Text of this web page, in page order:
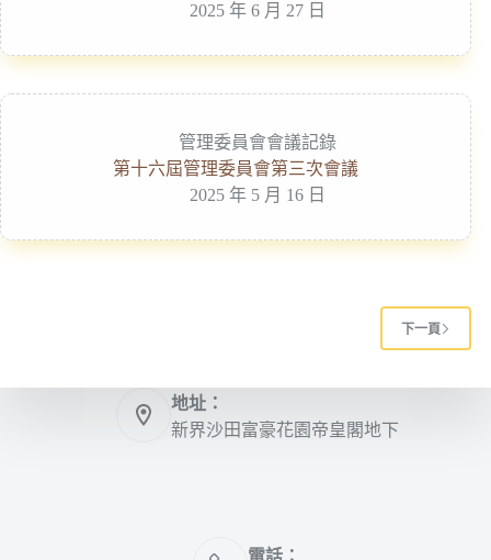
2025 年 6 月 27 日
管理委員會會議記錄
第十六屆管理委員會第三次會議
2025 年 5 月 16 日
下一頁
地址：
新界沙田富豪花園帝皇閣地下
電話：